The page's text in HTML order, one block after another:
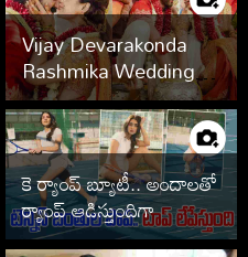
Vijay Devarakonda
Rashmika Wedding
Photos
కె ర్యాంప్ బ్యూటీ.. అందాలతో
ర్యాంప్ ఆడిస్తుందిగా